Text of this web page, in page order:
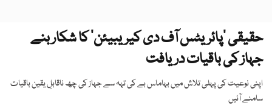
حقیقی ’پائریٹس آف دی کیریبیئن‘ کا شکار بنے
جہاز کی باقیات دریافت
اپنی نوعیت کی پہلی تلاش میں بہاماس بے کی تہہ سے جہاز کی چھ ناقابلِ یقین باقیات
سامنے آئیں